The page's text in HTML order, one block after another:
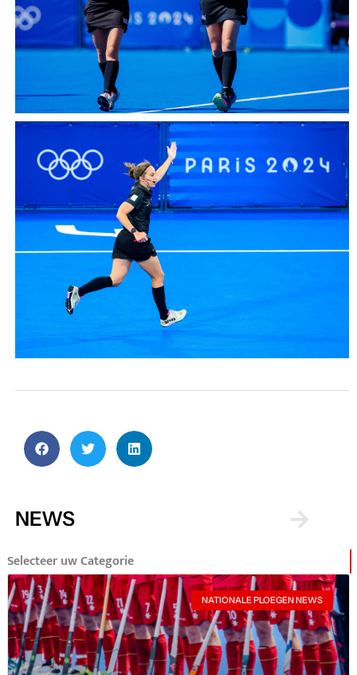
NEWS
Selecteer uw Categorie
NATIONALE PLOEGEN NEWS